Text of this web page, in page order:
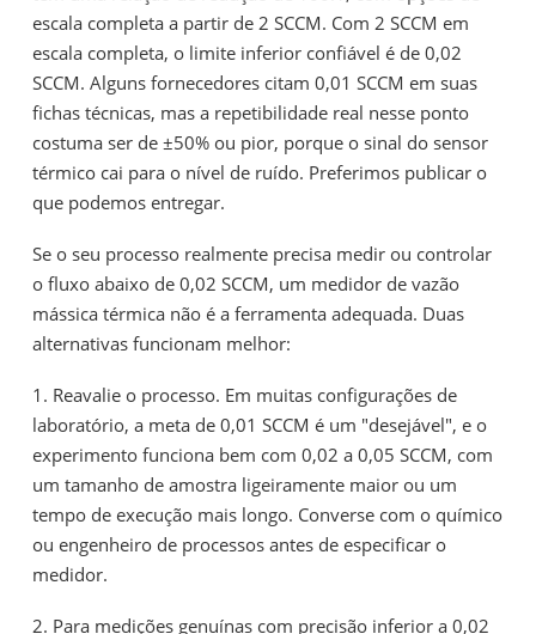
escala completa a partir de 2 SCCM. Com 2 SCCM em
escala completa, o limite inferior confiável é de 0,02
SCCM. Alguns fornecedores citam 0,01 SCCM em suas
fichas técnicas, mas a repetibilidade real nesse ponto
costuma ser de ±50% ou pior, porque o sinal do sensor
térmico cai para o nível de ruído. Preferimos publicar o
que podemos entregar.
Se o seu processo realmente precisa medir ou controlar
o fluxo abaixo de 0,02 SCCM, um medidor de vazão
mássica térmica não é a ferramenta adequada. Duas
alternativas funcionam melhor:
1. Reavalie o processo. Em muitas configurações de
laboratório, a meta de 0,01 SCCM é um "desejável", e o
experimento funciona bem com 0,02 a 0,05 SCCM, com
um tamanho de amostra ligeiramente maior ou um
tempo de execução mais longo. Converse com o químico
ou engenheiro de processos antes de especificar o
medidor.
2. Para medições genuínas com precisão inferior a 0,02